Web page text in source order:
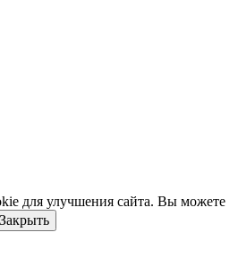
для улучшения сайта. Вы можете
Закрыть